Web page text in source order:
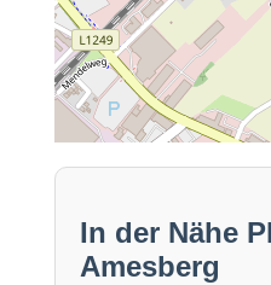
In der Nähe
Amesberg